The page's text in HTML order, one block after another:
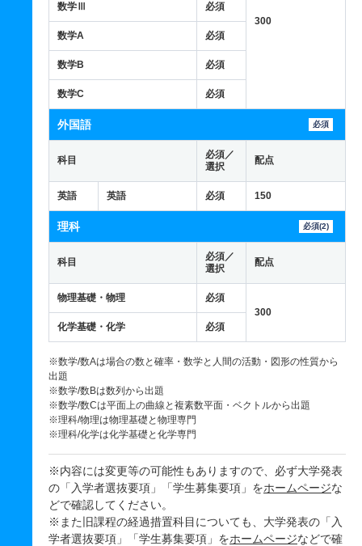
300
数学Ⅲ 必須
数学A 必須
数学B 必須
数学C 必須
外国語 必須
科目
必須／
選択
配点
英語 英語 必須 150
理科 必須(2)
科目
必須／
選択
配点
物理基礎・物理
必須
300
化学基礎・化学
必須
※数学/数Aは場合の数と確率・数学と人間の活動・図形の性質から
出題
※数学/数Bは数列から出題
※数学/数Cは平面上の曲線と複素数平面・ベクトルから出題
※理科/物理は物理基礎と物理専門
※理科/化学は化学基礎と化学専門
※内容には変更等の可能性もありますので、必ず大学発表
の「入学者選抜要項」「学生募集要項」をホームページな
どで確認してください。
※また旧課程の経過措置科目についても、大学発表の「入
学者選抜要項」「学生募集要項」をホームページなどで確